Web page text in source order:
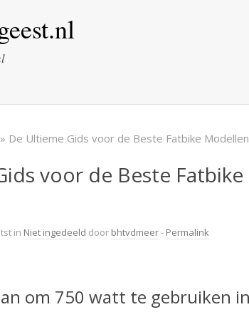
» De Ultieme Gids voor de Beste Fatbike
voor de Beste
in Niet ingedeeld door bhtvdmeer- Permalink
om 750 watt te gebruiken